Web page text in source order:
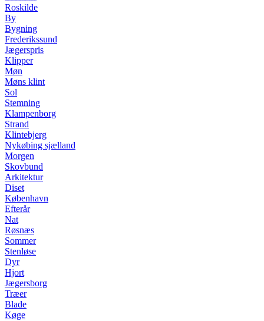
Roskilde
By
Bygning
Frederikssund
Jægerspris
Klipper
Møn
Møns klint
Sol
Stemning
Klampenborg
Strand
Klintebjerg
Nykøbing sjælland
Morgen
Skovbund
Arkitektur
Diset
København
Efterår
Nat
Røsnæs
Sommer
Stenløse
Dyr
Hjort
Jægersborg
Træer
Blade
Køge